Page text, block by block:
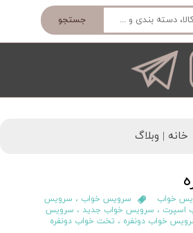
جستجو
خانه | وبلاگ
خواب سرویس خواب ، سرویس
اسپرت ، سرویس خواب جدید ، سرویس
خواب دونفره ، تخت خواب دونفره